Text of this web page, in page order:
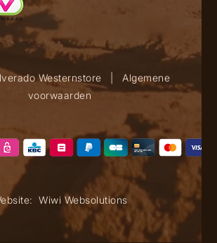
Westernstore
Algemene
voorwaarden
Wiwi Websolutions